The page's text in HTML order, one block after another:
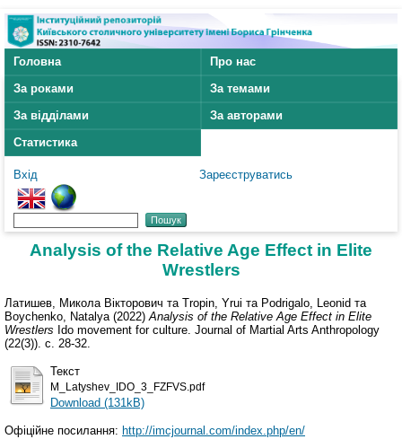
Головна
Про нас
За роками
За темами
За відділами
За авторами
Статистика
Вхід Зареєструватись
Analysis of the Relative Age Effect in Elite
Wrestlers
Латишев, Микола Вікторович та Tropin, Yrui та Podrigalo, Leonid та
Boychenko, Natalya (2022) Analysis of the Relative Age Effect in Elite
Wrestlers Ido movement for culture. Journal of Martial Arts Anthropology
(22(3)). с. 28-32.
Текст
M_Latyshev_IDO_3_FZFVS.pdf
Download (131kB)
Офіційне посилання: http://imcjournal.com/index.php/en/